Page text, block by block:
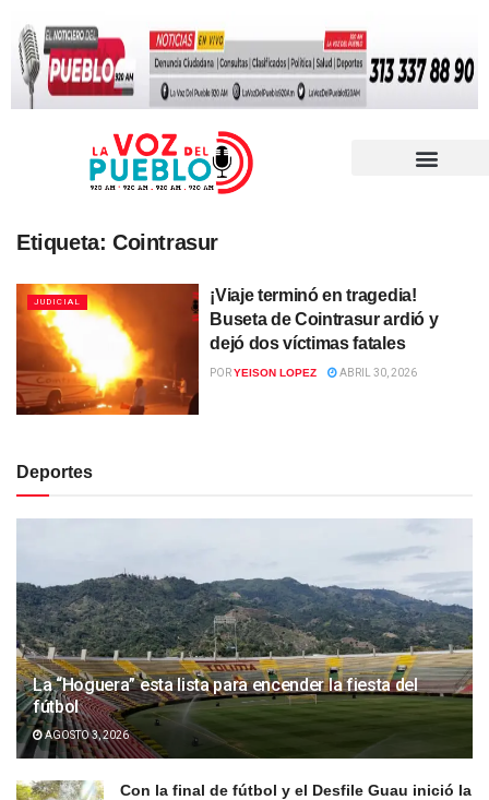
Etiqueta: Cointrasur
JUDICIAL
¡Viaje terminó en tragedia!
Buseta de Cointrasur ardió y
dejó dos víctimas fatales
PORYEISON LOPEZ ABRIL 30, 2026
Deportes
La “Hoguera” esta lista para encender la fiesta del
fútbol
AGOSTO 3, 2026
Con la final de fútbol y el Desfile Guau inició la